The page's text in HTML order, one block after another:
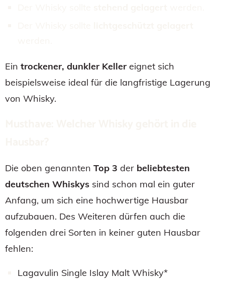
Ein trockener, dunkler Keller eignet sich
beispielsweise ideal für die langfristige Lagerung
von Whisky.
Die oben genannten Top 3 der beliebtesten
deutschen Whiskys sind schon mal ein guter
Anfang, um sich eine hochwertige Hausbar
aufzubauen. Des Weiteren dürfen auch die
folgenden drei Sorten in keiner guten Hausbar
fehlen:
Lagavulin Single Islay Malt Whisky*